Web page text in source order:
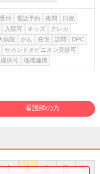
付 電話予約 夜間
日祝
入院可 キッズ
クレカ
病院 がん 在宅 訪問
DPC
セカンドオピニオン受診可
供可
地域連携
看護師の方
木 金 土 日 祝